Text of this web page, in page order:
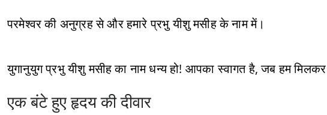
परमेश्वर की अनुग्रह से और हमारे प्रभु यीशु मसीह के नाम में।
युगानुयुग प्रभु यीशु मसीह का नाम धन्य हो! आपका स्वागत है, जब हम
एक बंटे हुए हृदय की दीवार